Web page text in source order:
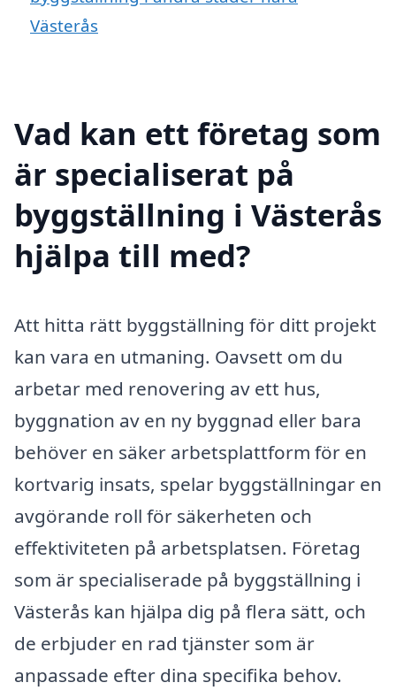
Västerås
Vad kan ett företag som
är specialiserat på
byggställning i Västerås
hjälpa till med?
Att hitta rätt byggställning för ditt projekt
kan vara en utmaning. Oavsett om du
arbetar med renovering av ett hus,
byggnation av en ny byggnad eller bara
behöver en säker arbetsplattform för en
kortvarig insats, spelar byggställningar en
avgörande roll för säkerheten och
effektiviteten på arbetsplatsen. Företag
som är specialiserade på byggställning i
Västerås kan hjälpa dig på flera sätt, och
de erbjuder en rad tjänster som är
anpassade efter dina specifika behov.